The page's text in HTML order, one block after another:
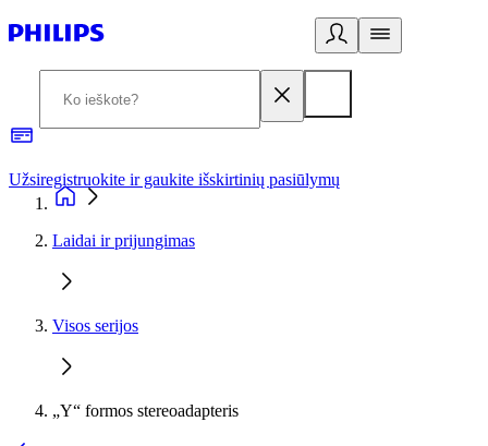
Užsiregistruokite ir gaukite išskirtinių pasiūlymų
Laidai ir prijungimas
Visos serijos
„Y“ formos stereoadapteris